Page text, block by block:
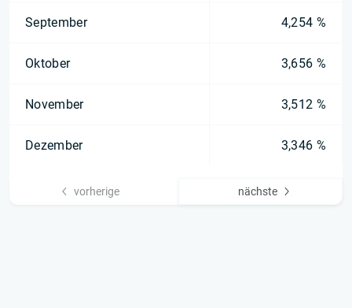
September 4,254 %
Oktober 3,656 %
November 3,512 %
Dezember 3,346 %
vorherige nächste